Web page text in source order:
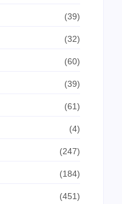
(39)
(32)
(60)
(39)
(61)
(4)
(247)
(184)
(451)